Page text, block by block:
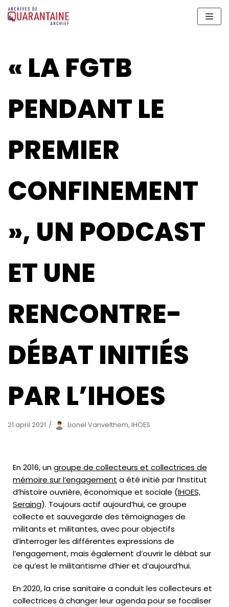
Meteen
naar
« LA FGTB
PENDANT LE
PREMIER
CONFINEMENT
», UN PODCAST
ET UNE
RENCONTRE-
DÉBAT INITIÉS
PAR L’IHOES
21 april 2021 Lionel Vanvelthem, IHOES
En 2016, ungroupe de collecteurs et collectrices de
mémoire sur l’engagement a été initié par l’Institut
d’histoire ouvrière, économique et sociale (IHOES,
Seraing). Toujours actif aujourd’hui, ce groupe
collecte et sauvegarde des témoignages de
militants et militantes, avec pour objectifs
d’interroger les différentes expressions de
l’engagement, mais également d’ouvrir le débat sur
ce qu’est le militantisme d’hier et d’aujourd’hui.
En 2020, la crise sanitaire a conduit les collecteurs et
collectrices à changer leur agenda pour se focaliser